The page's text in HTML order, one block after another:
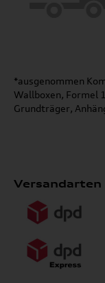
*ausgenommen
Wallboxen, Formel
Grundträger,
Versandarten